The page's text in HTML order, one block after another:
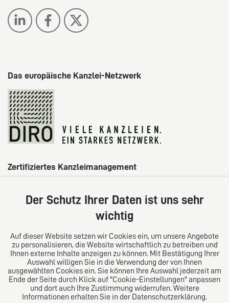
Das europäische Kanzlei-Netzwerk
Zertifiziertes Kanzleimanagement
Der Schutz Ihrer Daten ist uns sehr
wichtig
Auf dieser Website setzen wir Cookies ein, um unsere Angebote
zu personalisieren, die Website wirtschaftlich zu betreiben und
Ihnen externe Inhalte anzeigen zu können. Mit Bestätigung Ihrer
Auswahl willigen Sie in die Verwendung der von Ihnen
ausgewählten Cookies ein. Sie können Ihre Auswahl jederzeit am
Ende der Seite durch Klick auf "Cookie-Einstellungen" anpassen
und dort auch Ihre Zustimmung widerrufen. Weitere
Informationen erhalten Sie in der Datenschutzerklärung.